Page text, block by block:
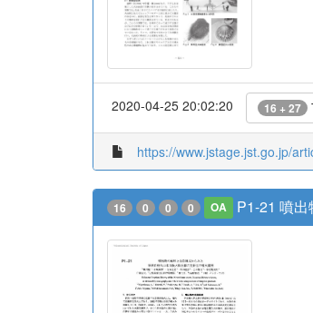
2020-04-25 20:02:20 16 + 27
https://www.jstage.jst.go.jp/
16 0 0 0 OA P1-21 噴